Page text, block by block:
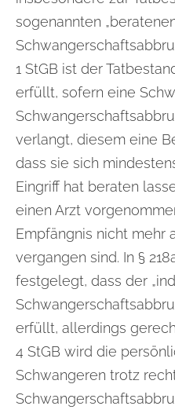
sogenannten
1 StGB ist der
erfüllt, sofern eine
verlangt, diesem eine
dass sie sich
Eingriff hat beraten
einen Arzt
Empfängnis nicht mehr
vergangen sind. In §
festgelegt, dass der
erfüllt, allerdings
4 StGB wird die
Schwangeren trotz